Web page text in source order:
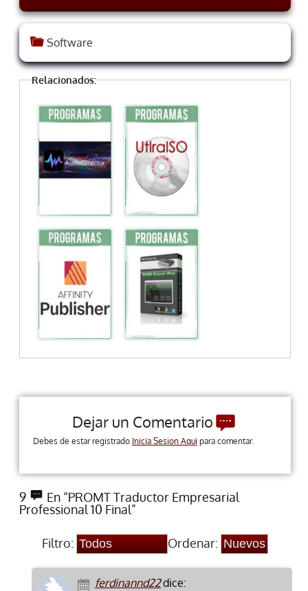
Software
Relacionados:
Dejar un Comentario
Debes de estar registrado Inicia Sesion Aqui para comentar.
9
En “PROMT Traductor Empresarial
Professional 10 Final”
Filtro: Ordenar:
ferdinannd22dice: